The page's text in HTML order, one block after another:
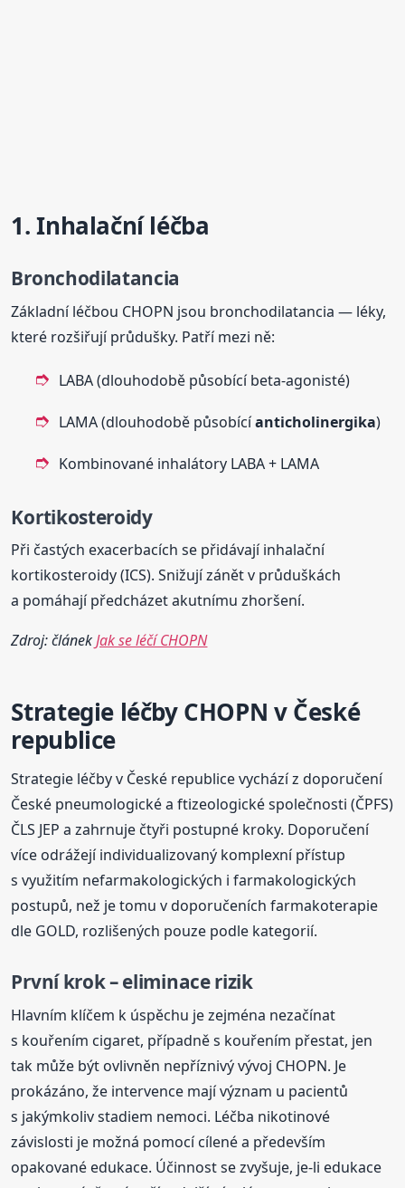
1. Inhalační léčba
Bronchodilatancia
Základní léčbou CHOPN jsou bronchodilatancia — léky,
které rozšiřují průdušky. Patří mezi ně:
LABA (dlouhodobě působící beta-agonisté)
LAMA (dlouhodobě působícíanticholinergika)
Kombinované inhalátory LABA + LAMA
Kortikosteroidy
Při častých exacerbacích se přidávají inhalační
kortikosteroidy (ICS). Snižují zánět v průduškách
a pomáhají předcházet akutnímu zhoršení.
Zdroj: článekJak se léčí CHOPN
Strategie léčby CHOPN v České
republice
Strategie léčby v České republice vychází z doporučení
České pneumologické a ftizeologické společnosti (ČPFS)
ČLS JEP a zahrnuje čtyři postupné kroky. Doporučení
více odrážejí individualizovaný komplexní přístup
s využitím nefarmakologických i farmakologických
postupů, než je tomu v doporučeních farmakoterapie
dle GOLD, rozlišených pouze podle kategorií.
První krok – eliminace rizik
Hlavním klíčem k úspěchu je zejména nezačínat
s kouřením cigaret, případně s kouřením přestat, jen
tak může být ovlivněn nepříznivý vývoj CHOPN. Je
prokázáno, že intervence mají význam u pacientů
s jakýmkoliv stadiem nemoci. Léčba nikotinové
závislosti je možná pomocí cílené a především
opakované edukace. Účinnost se zvyšuje, je-li edukace